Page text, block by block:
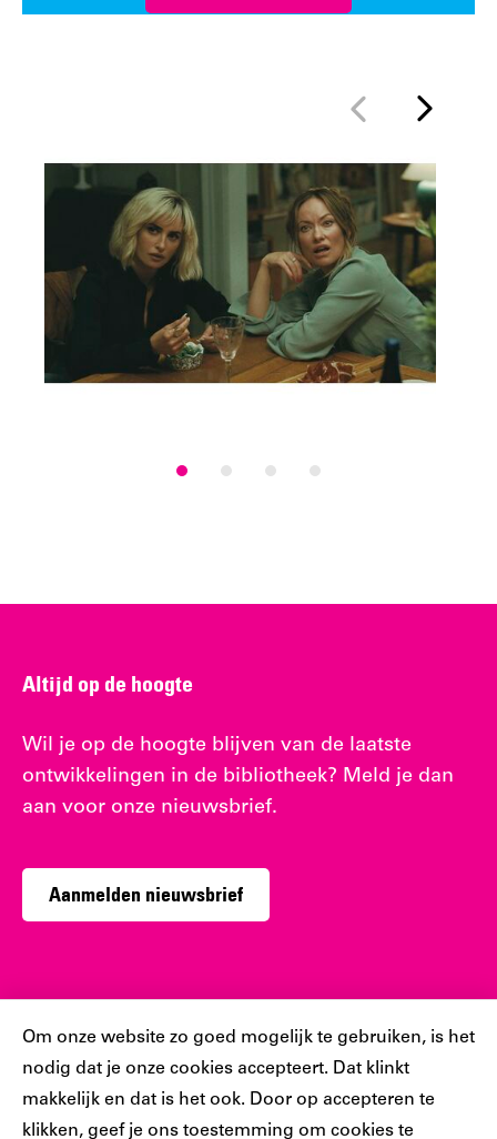
Cookiebar
Om onze website zo goed mogelijk te gebruiken, is het
nodig dat je onze cookies accepteert. Dat klinkt
makkelijk en dat is het ook. Door op accepteren te
klikken, geef je ons toestemming om cookies te
Altijd op de hoogte
Wil je op de hoogte blijven van de laatste
ontwikkelingen in de bibliotheek? Meld je dan
aan voor onze nieuwsbrief.
Aanmelden nieuwsbrief
Sociaal
Volg jij ons al?